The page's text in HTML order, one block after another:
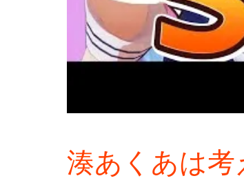
湊あくあは